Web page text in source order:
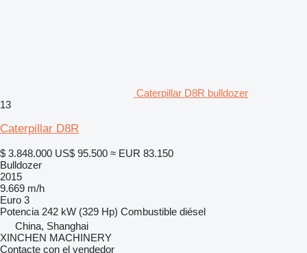
Caterpillar D8R bulldozer
13
Caterpillar D8R
$ 3.848.000 US$ 95.500 ≈ EUR 83.150
Bulldozer
2015
9.669 m/h
Euro 3
Potencia 242 kW (329 Hp) Combustible diésel
China, Shanghai
XINCHEN MACHINERY
Contacte con el vendedor